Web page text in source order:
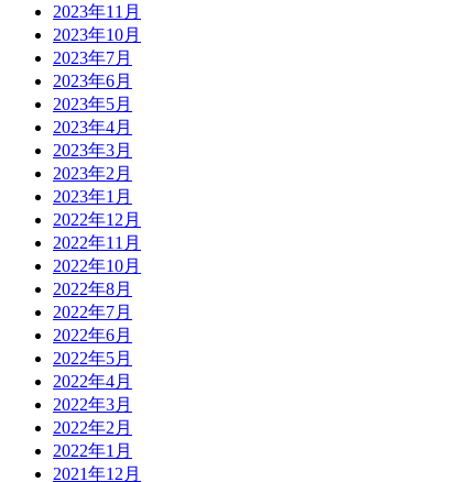
2023年11月
2023年10月
2023年7月
2023年6月
2023年5月
2023年4月
2023年3月
2023年2月
2023年1月
2022年12月
2022年11月
2022年10月
2022年8月
2022年7月
2022年6月
2022年5月
2022年4月
2022年3月
2022年2月
2022年1月
2021年12月